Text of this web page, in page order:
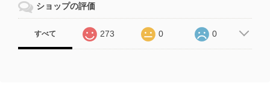
ショップの評価
すべて 273 0 0